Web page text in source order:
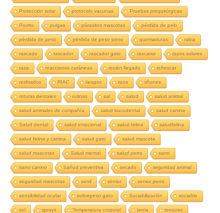
Protección solar protocolo vacunas Pruebas prequirúrgicas
Prurito pulgas párasitos mascotas pérdida de pelo
pérdida de peso pérdida de peso perro quemaduras rabia
rascado rascador rascador gato rascarse rayos solares
raza reacciones cutáneas recién llegado refrescar
resfriados RIAC riesgos rizos riñones
roturas dentales rutinas sal salud salud animal
salud animales de compañía salud bucodental salud canina
Salud dental salud emocional salud felina saludfelina
salud felina y canina salud gato salud mascota
salud mascotas Salud mental salud perro sarro
sarro canino Sañud preventiva secado seguridad animal
seguridad mascotas senil senior senior perro
sensibilidad ocular sobrepeso gato Sociabilización sociable
sol sprays Temperatura corporal tenia terrazas